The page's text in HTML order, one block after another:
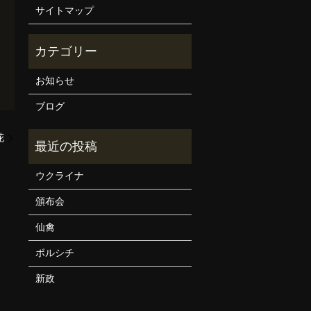
サイトマップ
お知らせ
ブログ
ウクライナ
頒布会
仙禽
ボルシチ
新政